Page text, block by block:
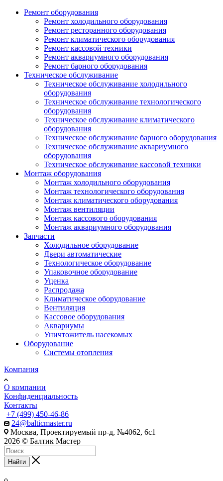
Ремонт оборудования
Ремонт холодильного оборудования
Ремонт ресторанного оборудования
Ремонт климатического оборудования
Ремонт кассовой техники
Ремонт аквариумного оборудования
Ремонт барного оборудования
Техническое обслуживание
Техническое обслуживание холодильного
оборудования
Техническое обслуживание технологического
оборудования
Техническое обслуживание климатического
оборудования
Техническое обслуживание барного оборудования
Техническое обслуживание аквариумного
оборудования
Техническое обслуживание кассовой техники
Монтаж оборудования
Монтаж холодильного оборудования
Монтаж технологического оборудования
Монтаж климатического оборудования
Монтаж вентиляции
Монтаж кассового оборудования
Монтаж аквариумного оборудования
Запчасти
Холодильное оборудование
Двери автоматические
Технологическое оборудование
Упаковочное оборудование
Уценка
Распродажа
Климатическое оборудование
Вентиляция
Кассовое оборудования
Аквариумы
Уничтожитель насекомых
Оборудование
Системы отопления
Компания
О компании
Конфиденциальность
Контакты
+7 (499) 450-46-86
24@balticmaster.ru
Москва, Проектируемый пр-д, №4062, 6с1
2026 © Балтик Мастер
Найти